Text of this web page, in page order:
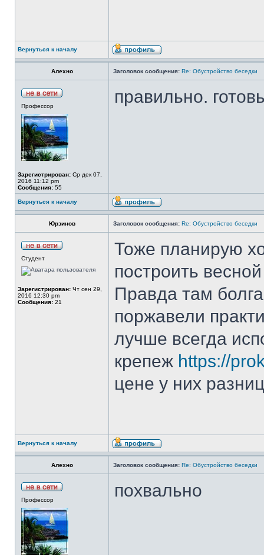
Вернуться к началу
Алехно Заголовок сообщения: Re: Обустройство беседки
Профессор
Зарегистрирован: Ср дек 07,
2016 11:12 pm
Сообщения: 55
правильно.
Вернуться к началу
Юрзинов Заголовок сообщения: Re: Обустройство беседки
Студент
Зарегистрирован: Чт сен 29,
2016 12:30 pm
Сообщения: 21
Тоже планирую
построить
Правда там
поржавели
лучше всегда
крепеж https://
цене у них
Вернуться к началу
Алехно Заголовок сообщения: Re: Обустройство беседки
Профессор похвально